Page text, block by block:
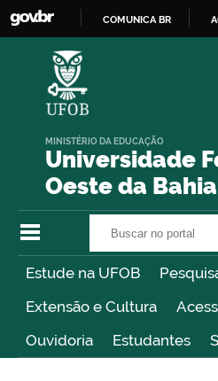
COMUNICA BR
Universidade
Oeste da Bahia
MINISTÉRIO DA EDUCAÇÃO
Estude na UFOB
Extensão e Cultura
Ouvidoria
Estudantes